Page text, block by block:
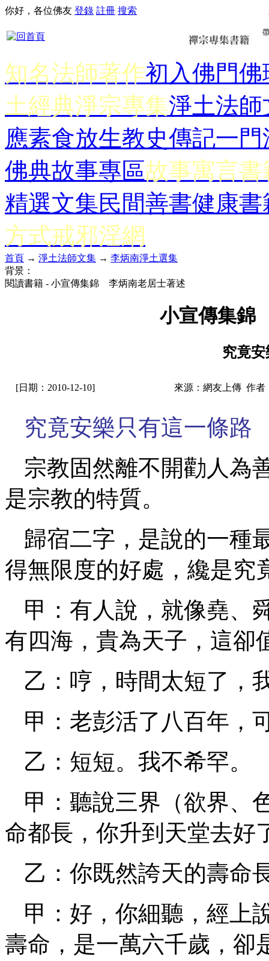
你好，各位佛友 登錄 註冊 搜索
知名法師著作初入佛門佛
土經典淨宗專集淨土法師
應素食放生教史傳記一門
佛典故事專區故事寓言書
精選文集民間善書健康書
方式戒邪淫網
首頁 → 淨土法師文集 → 李炳南淨土選集
背景：
閱讀書籍 - 小宣傳集錦 李炳南老居士著述
小宣傳集錦
究竟
[日期：2010-12-10] 來源：網友上傳 作者
究竟安樂只有這一條路
宗教固然離不開勸人為
是宗教的特質。
歸宿二字，是說的一種
得無限度的好處，纔是究
甲：有人說，就像堯、
有四海，貴為天子，這卻
乙：哼，時間太短了，
甲：老彭活了八百年，
乙：短短。我不希罕。
甲：聽說三界（欲界、
命都長，你升到天堂去好
乙：你既然誇天的壽命
甲：好，你細聽，經上
壽命，是一萬六千歲，卻